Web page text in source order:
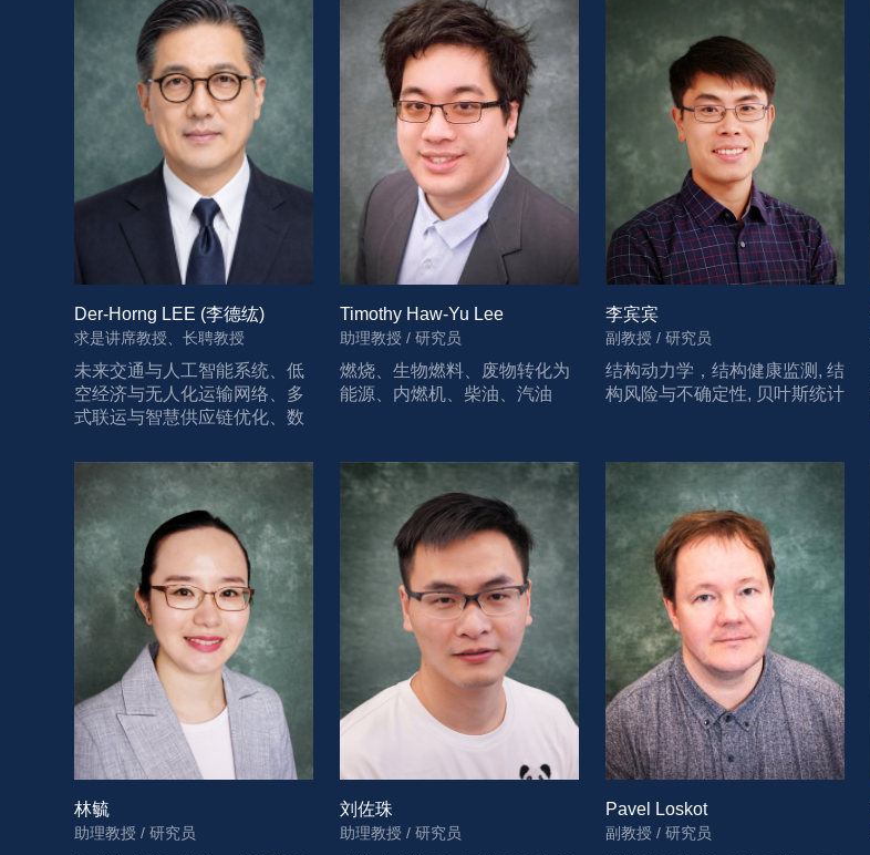
Der-Horng LEE (李德纮)
求是讲席教授、长聘教授
未来交通与人工智能系统、低
空经济与无人化运输网络、多
式联运与智慧供应链优化、数
可持续出行与城市交通治理
Timothy Haw-Yu Lee
助理教授 / 研究员
燃烧、生物燃料、废物转化为
能源、内燃机、柴油、汽油
李宾宾
副教授 / 研究员
结构动力学，结构健康监测, 结
构风险与不确定性, 贝叶斯统计
林毓
助理教授 / 研究员
刘佐珠
助理教授 / 研究员
Pavel Loskot
副教授 / 研究员